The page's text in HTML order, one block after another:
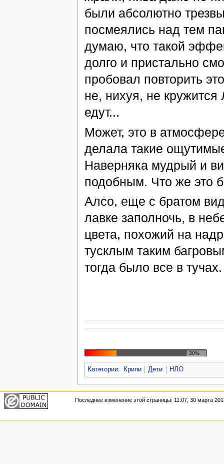
были абсолютно
посмеялись над тем
думаю, что такой
долго и пристально
пробовал повторить
не, нихуя, не
едут...
Может, это в
делала такие
Наверняка мудрый и
подобным. Что же это
Алсо, еще с братом
лавке заполночь, в
цвета, похожий на
тусклым таким
тогда было все в
30%
Категории: Крипи Дети НЛО
Последнее изменение этой страницы: 11:07, 30 марта